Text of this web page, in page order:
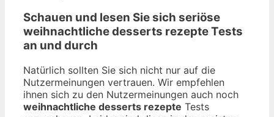
Schauen und lesen Sie sich seriöse
weihnachtliche desserts rezepteTests
an und durch
Natürlich sollten Sie sich nicht nur auf die
Nutzermeinungen vertrauen. Wir empfehlen
ihnen sich zu den Nutzermeinungen auch noch
weihnachtliche desserts rezepte Tests